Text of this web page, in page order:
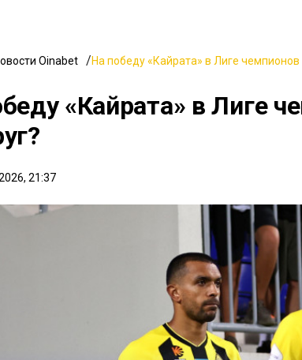
Oinabet На победу «Кайрата» в Лиге
«Кайрата» в Лиге
21:37